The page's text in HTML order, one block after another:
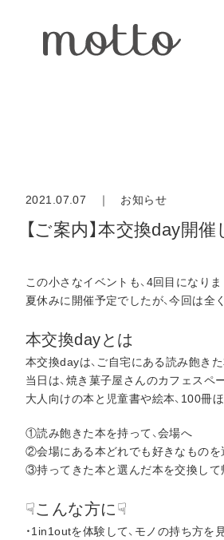
2021.07.07 ｜ お知らせ
【ご案内】本交換day開
この小さなイベントも、4回目になりま
夏休みに開催予定でしたが、今回は全
本交換dayとは
本交換dayは、ご自宅にある読み飽き
当日は、焼き菓子屋さんのカフェスペ
大人向けの本と児童書や絵本、100冊
①読み飽きた本を持って、会場へ
②会場にある本どれでも好きなものを
③持ってきた本と選んだ本を交換して
☟こんな方に☟
・1in1outを体験して、モノの持ち方を